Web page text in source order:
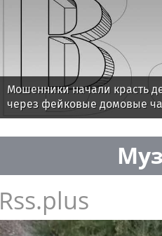
Мошенники начали красть
через фейковые домовые
Rss.plus